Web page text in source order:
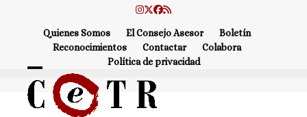
Instagram
Twitter
Facebook
RSS
Quienes Somos El Consejo Asesor
Boletín
Reconocimientos
Contactar
Colabora
Política de privacidad
Open
mobile
Close
mobile